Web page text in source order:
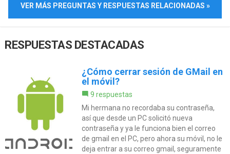
VER MÁS PREGUNTAS Y RESPUESTAS RELACIONADAS »
RESPUESTAS DESTACADAS
¿Cómo cerrar sesión de GMail en
el móvil?
9 respuestas
Mi hermana no recordaba su contraseña,
así que desde un PC solicitó nueva
contraseña y ya le funciona bien el correo
de gmail en el PC, pero ahora su móvil, no le
deja entrar a su correo gmail, seguramente